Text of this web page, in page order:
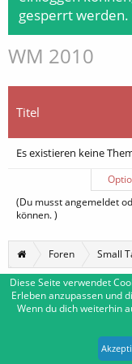
gesperrt werden.
WM 2010
Titel
Es existieren keine
(Du musst angemeldet
können. )
Foren Small
Deutsch [Du]
Forum software by
Diese Seite verwendet
Erleben anzupassen und
Wenn du dich weiterhin